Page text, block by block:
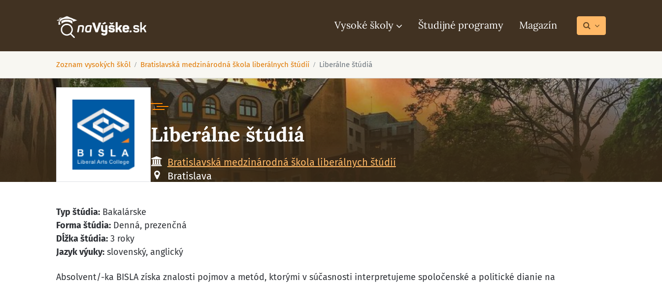
Vysoké školy Študijné programy Magazín
Zoznam vysokých škôl Bratislavská medzinárodná škola liberálnych štúdií Liberálne štúdiá
Liberálne štúdiá
Bratislavská medzinárodná škola liberálnych štúdií
Bratislava
Typ štúdia: Bakalárske
Forma štúdia: Denná, prezenčná
Dĺžka štúdia: 3 roky
Jazyk výuky: slovenský, anglický
Absolvent/-ka BISLA získa znalosti pojmov a metód, ktorými v súčasnosti interpretujeme spoločenské a politické dianie na